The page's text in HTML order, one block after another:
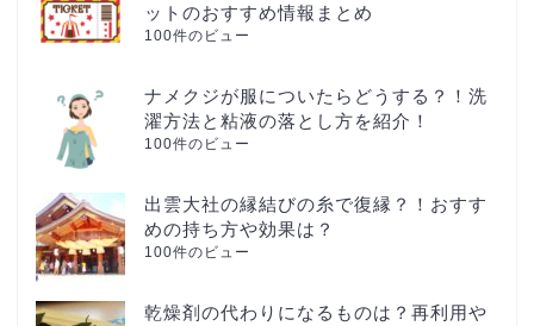
ットのおすすめ情報まとめ
100件のビュー
ナメクジが服についたらどうする？！洗
濯方法と粘液の落とし方を紹介！
100件のビュー
出雲大社の縁結びの糸で復縁？！おすす
めの持ち方や効果は？
100件のビュー
乾燥剤の代わりになるものは？再利用や